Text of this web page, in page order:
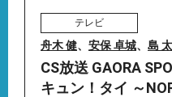
テレビ
舟木 健、 安保 卓城、 島
CS放送 GAORA
キュン！タイ ～